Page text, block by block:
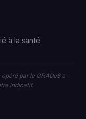
à la santé
par le GRADeS e-
indicatif.